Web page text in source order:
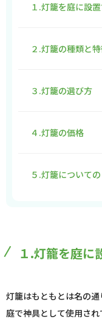
１.灯籠を庭に設
２.灯籠の種類と
３.灯籠の選び方
４.灯籠の価格
５.灯籠について
１.灯籠を庭に
灯籠はもともとは名の
庭で神具として使用され